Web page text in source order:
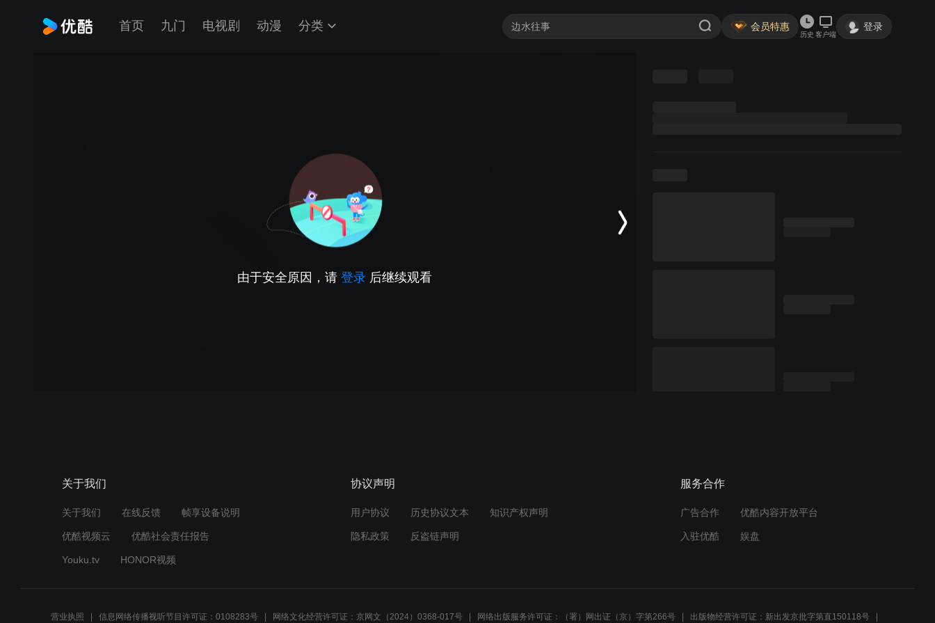
首页 九门 电视剧 动漫 分类 会员特惠
历史 客户端
登录
由于安全原因，请 登录 后继续观看
关于我们
关于我们 在线反馈 帧享设备说明
优酷视频云 优酷社会责任报告
Youku.tv HONOR视频
协议声明
用户协议 历史协议文本 知识产权声明
隐私政策 反盗链声明
服务合作
广告合作 优酷内容开放平台
入驻优酷 娱盘
营业执照 信息网络传播视听节目许可证：0108283号 网络文化经营许可证：京网文（2024）0368-017号 网络出版服务许可证：（署）网出证（京）字第266号 出版物经营许可证：新出发京批字第直150118号